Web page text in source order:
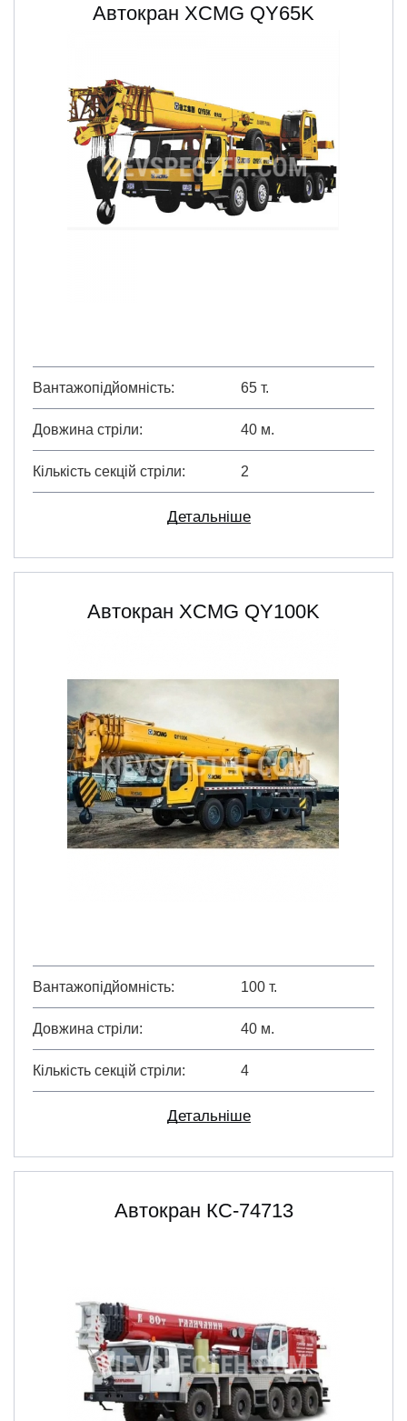
Автокран XCMG QY65K
Вантажопідйомність 65 т.
Довжина стріли 40 м.
Кількість секцій стріли 2
Детальніше
Автокран XCMG QY100K
Вантажопідйомність 100 т.
Довжина стріли 40 м.
Кількість секцій стріли 4
Детальніше
Автокран КС-74713